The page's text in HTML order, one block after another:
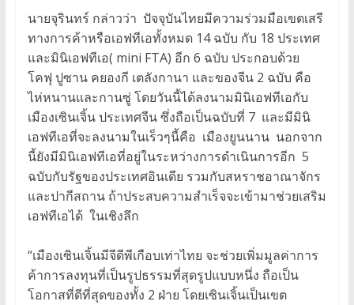
นายจุรินทร์ กล่าวว่า ปัจจุบันไทยมีความร่วมมือเขตเสรี
ทางการค้าหรือเอฟทีเอทั้งหมด 14 ฉบับ กับ 18 ประเทศ
และมินิเอฟทีเอ( mini FTA) อีก 6 ฉบับ ประกอบด้วย
โคฟุ ปูซาน คยองกี เตลังกานา และของจีน 2 ฉบับ คือ
ไห่หนานและกานซู่ โดยวันนี้ได้ลงนามมินิเอฟทีเอกับ
เมืองเซินเจิ้น ประเทศจีน ซึ่งถือเป็นฉบับที่ 7 และมีมินิ
เอฟทีเอที่จะลงนามในเร็วๆนี้คือ เมืองยูนนาน นอกจาก
นี้ยังมีมินิเอฟทีเอที่อยู่ในระหว่างการดำเนินการอีก 5
ฉบับกับรัฐของประเทศอินเดีย รวมกับสหราชอาณาจักร
และปากีสถาน ถ้าประสบความสำเร็จจะเข้ามาช่วยเสริม
เอฟทีเอได้ ในเชิงลึก
“เมืองเซินเจิ้นมีจีดีพีเกือบเท่าไทย จะช่วยเพิ่มมูลค่าการ
ค้าการลงทุนที่เป็นรูปธรรมที่สุดรูปแบบหนึ่ง ถือเป็น
โอกาสที่ดีที่สุดของทั้ง 2 ฝ่าย โดยเซินเจิ้นเป็นเขต